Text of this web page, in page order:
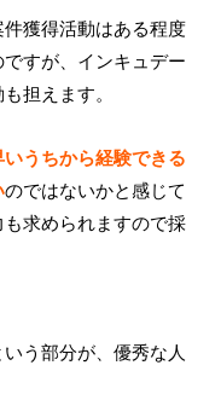
獲得活動はある程度
すが、インキュデー
担えます。
うちから経験できる
のではないかと感じて
求められますので採
う部分が、優秀な人